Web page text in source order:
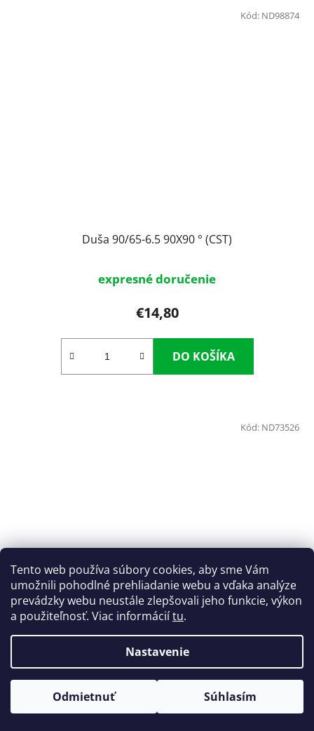
Tento web používa súbory cookies, aby sme Vám
umožnili pohodlné prehliadanie webu a vďaka analýze
prevádzky webu neustále zlepšovali jeho funkcie, výkon
a použiteľnosť. Viac informáciítu.
Nastavenie
Odmietnuť Súhlasím
Duša 90/65-6.5 90X90 ° (CST)
expresné doručenie
€14,80
DO KOŠÍKA
Kód: ND98874
Duša 90/65-6.5 90X90 ° (Xuancheng)
expresné doručenie
Kód: ND73526